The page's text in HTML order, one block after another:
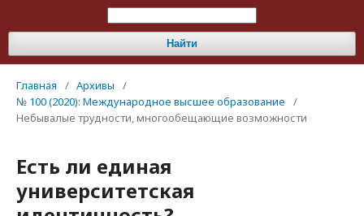
Найти
Главная / Архивы
/
№ 100 (2020): Международное высшее образование
/
Небывалые трудности, многообещающие возможности
Есть ли единая
университетская